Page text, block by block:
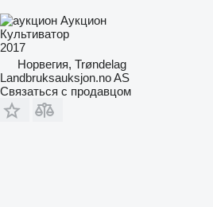
Аукцион
Культиватор
2017
Норвегия, Trøndelag
Landbruksauksjon.no AS
Связаться с продавцом